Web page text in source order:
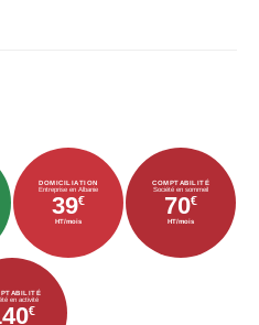
DOMICILIATION
Entreprise en Albanie
39€
HT/mois
COMPTABILITÉ
Société en sommeil
70€
HT/mois
en activité
€